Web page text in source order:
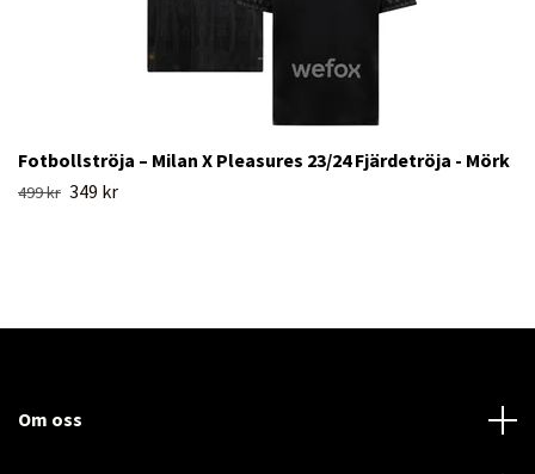
Fotbollströja – Milan X Pleasures 23/24 Fjärdetröja - Mörk
499 kr 349 kr
Om oss